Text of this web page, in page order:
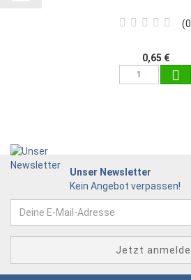
0
0,65 €
Unser Newsletter
Kein Angebot verpassen!